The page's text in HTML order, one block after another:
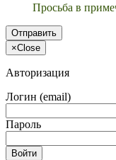
Просьба в
Отправить
×Close
Авторизация
Логин (email)
Пароль
Войти